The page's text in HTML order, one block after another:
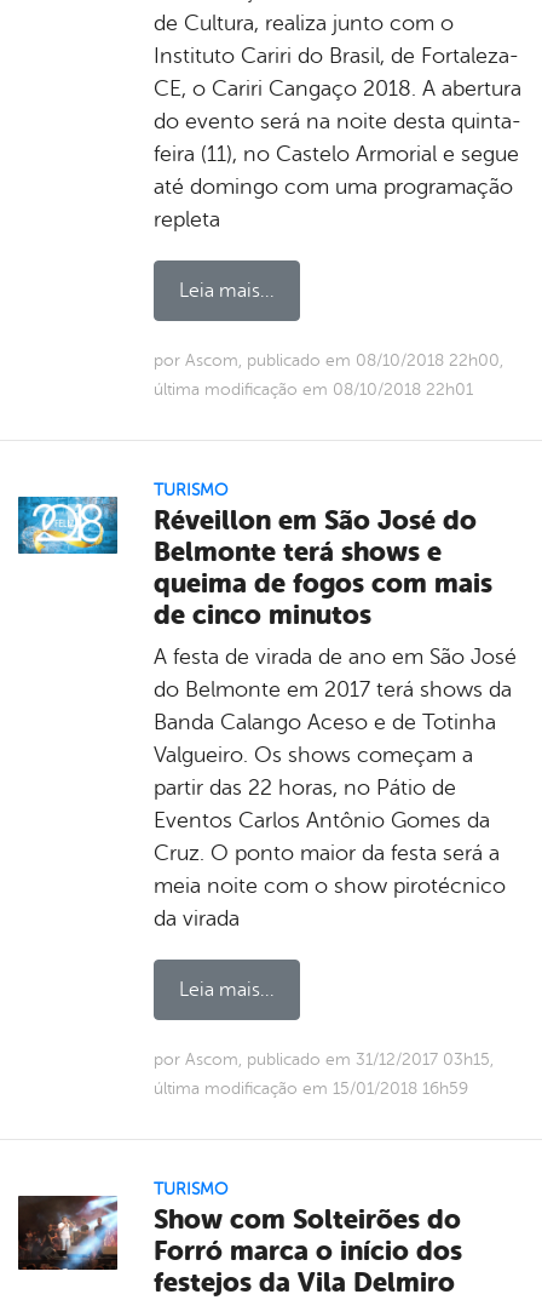
de Cultura, realiza junto com o
Instituto Cariri do Brasil, de Fortaleza-
CE, o Cariri Cangaço 2018. A abertura
do evento será na noite desta quinta-
feira (11), no Castelo Armorial e segue
até domingo com uma programação
repleta
Leia mais...
por Ascom, publicado em 08/10/2018 22h00,
última modificação em 08/10/2018 22h01
TURISMO
Réveillon em São José do
Belmonte terá shows e
queima de fogos com mais
de cinco minutos
A festa de virada de ano em São José
do Belmonte em 2017 terá shows da
Banda Calango Aceso e de Totinha
Valgueiro. Os shows começam a
partir das 22 horas, no Pátio de
Eventos Carlos Antônio Gomes da
Cruz. O ponto maior da festa será a
meia noite com o show pirotécnico
da virada
Leia mais...
por Ascom, publicado em 31/12/2017 03h15,
última modificação em 15/01/2018 16h59
TURISMO
Show com Solteirões do
Forró marca o início dos
festejos da Vila Delmiro